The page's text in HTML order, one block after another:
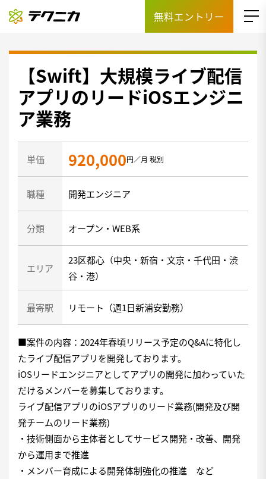
無料エントリー
【Swift】大規模ライブ配信
アプリのリードiOSエンジニ
ア業務
単価 920,000円／月 税別
職種 開発エンジニア
分類 オープン・WEB系
エリア
23区都心（中央・新宿・文京・千代田・渋
谷・港）
最寄駅 リモート（週1日新浦安勤務）
■案件の内容：2024年春頃リリース予定のQ&Aに特化し
たライブ配信アプリを開発しております。
iOSリードエンジニアとしてアプリの開発に加わっていた
だけるメンバーを募集しております。
ライブ配信アプリのiOSアプリのリード業務(開発及び開
発チームのリード業務)
・技術側面から主体者としてサービス開発・改善、開発
から運用まで推進
・メンバー育成による開発体制強化の推進 など